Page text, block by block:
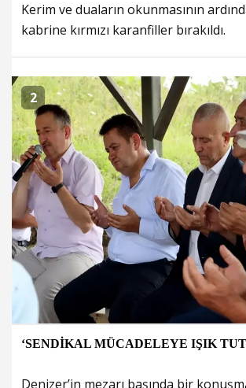
Kerim ve duaların okunmasının
kabrine kırmızı karanfiller bırakıldı.
2
‘SENDİKAL MÜCADELEYE IŞIK
Denizer’in mezarı başında bir